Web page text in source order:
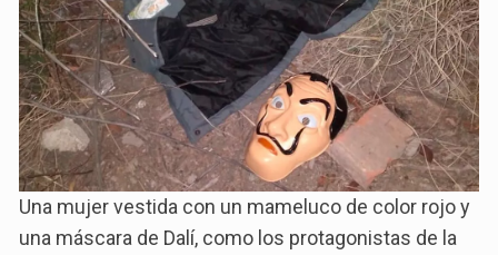
Una mujer vestida con un mameluco de color rojo y
una máscara de Dalí, como los protagonistas de la